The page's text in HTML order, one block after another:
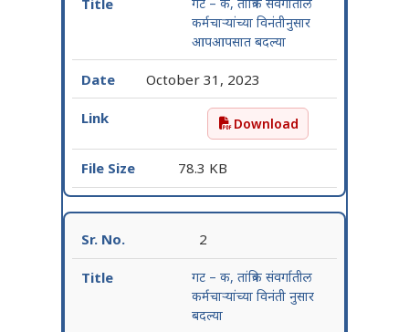
कर्मचाऱ्यांच्या विनंतीनुसार
आपआपसात बदल्या
October 31, 2023
गट – क, तांत्रिक संवर्गातील
Download
78.3 KB
2
गट – क, तांत्रिक संवर्गातील
कर्मचाऱ्यांच्या विनंती नुसार
बदल्या